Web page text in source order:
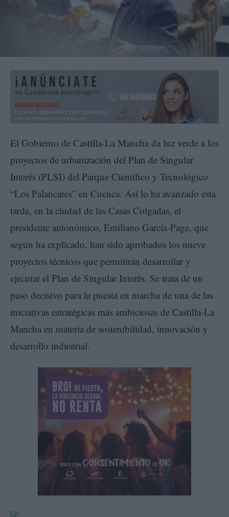
El Gobierno de Castilla-La Mancha da luz verde a los
proyectos de urbanización del Plan de Singular
Interés (PLSI) del Parque Científico y Tecnológico
“Los Palancares” en Cuenca. Así lo ha avanzado esta
tarde, en la ciudad de las Casas Colgadas, el
presidente autonómico, Emiliano García-Page, que
según ha explicado, han sido aprobados los nueve
proyectos técnicos que permitirán desarrollar y
ejecutar el Plan de Singular Interés. Se trata de un
paso decisivo para la puesta en marcha de una de las
iniciativas estratégicas más ambiciosas de Castilla-La
Mancha en materia de sostenibilidad, innovación y
desarrollo industrial.